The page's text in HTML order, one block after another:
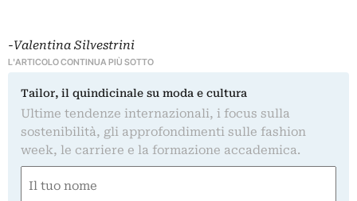
-Valentina Silvestrini
L'ARTICOLO CONTINUA PIÙ SOTTO
Tailor, il quindicinale su moda e cultura
Ultime tendenze internazionali, i focus sulla
sostenibilità, gli approfondimenti sulle fashion
week, le carriere e la formazione accademica.
(Required)